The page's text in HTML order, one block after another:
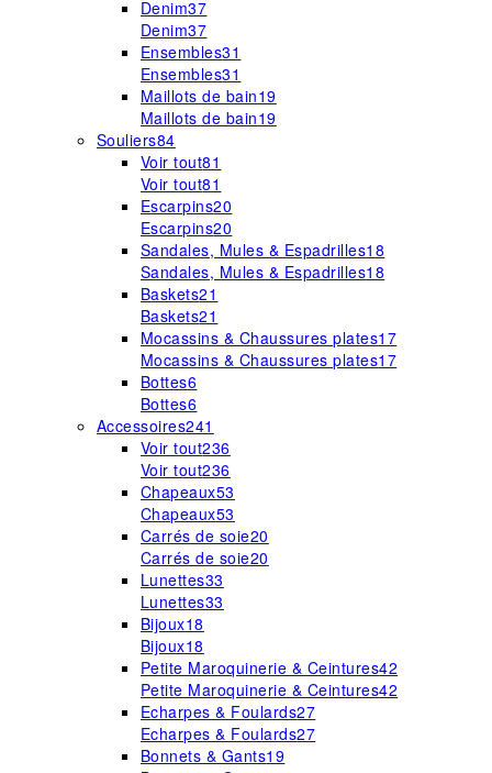
Denim37
Denim37
Ensembles31
Ensembles31
Maillots de bain19
Maillots de bain19
Souliers84
Voir tout81
Voir tout81
Escarpins20
Escarpins20
Sandales, Mules & Espadrilles18
Sandales, Mules & Espadrilles18
Baskets21
Baskets21
Mocassins & Chaussures plates17
Mocassins & Chaussures plates17
Bottes6
Bottes6
Accessoires241
Voir tout236
Voir tout236
Chapeaux53
Chapeaux53
Carrés de soie20
Carrés de soie20
Lunettes33
Lunettes33
Bijoux18
Bijoux18
Petite Maroquinerie & Ceintures42
Petite Maroquinerie & Ceintures42
Echarpes & Foulards27
Echarpes & Foulards27
Bonnets & Gants19